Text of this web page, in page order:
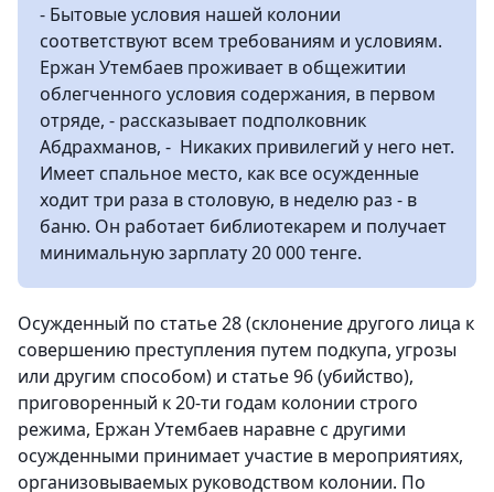
- Бытовые условия нашей колонии
соответствуют всем требованиям и условиям.
Ержан Утембаев проживает в общежитии
облегченного условия содержания, в первом
отряде, - рассказывает подполковник
Абдрахманов, - Никаких привилегий у него нет.
Имеет спальное место, как все осужденные
ходит три раза в столовую, в неделю раз - в
баню. Он работает библиотекарем и получает
минимальную зарплату 20 000 тенге.
Осужденный по статье 28 (склонение другого лица к
совершению преступления путем подкупа, угрозы
или другим способом) и статье 96 (убийство),
приговоренный к 20-ти годам колонии строго
режима, Ержан Утембаев наравне с другими
осужденными принимает участие в мероприятиях,
организовываемых руководством колонии. По